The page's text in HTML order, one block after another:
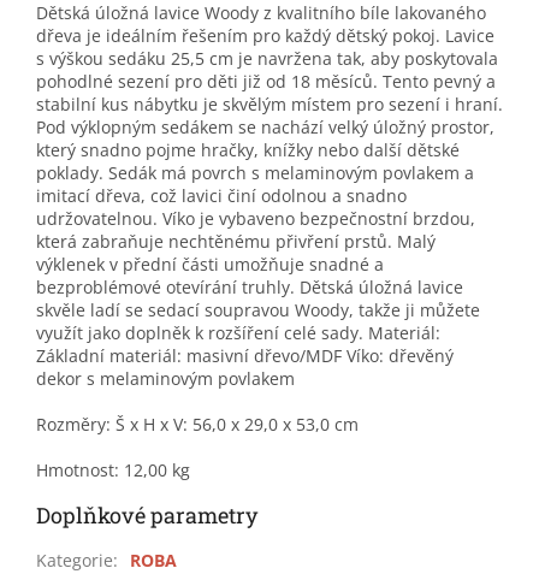
Dětská úložná lavice Woody z kvalitního bíle lakovaného
dřeva je ideálním řešením pro každý dětský pokoj. Lavice
s výškou sedáku 25,5 cm je navržena tak, aby poskytovala
pohodlné sezení pro děti již od 18 měsíců. Tento pevný a
stabilní kus nábytku je skvělým místem pro sezení i hraní.
Pod výklopným sedákem se nachází velký úložný prostor,
který snadno pojme hračky, knížky nebo další dětské
poklady. Sedák má povrch s melaminovým povlakem a
imitací dřeva, což lavici činí odolnou a snadno
udržovatelnou. Víko je vybaveno bezpečnostní brzdou,
která zabraňuje nechtěnému přivření prstů. Malý
výklenek v přední části umožňuje snadné a
bezproblémové otevírání truhly. Dětská úložná lavice
skvěle ladí se sedací soupravou Woody, takže ji můžete
využít jako doplněk k rozšíření celé sady. Materiál:
Základní materiál: masivní dřevo/MDF Víko: dřevěný
dekor s melaminovým povlakem
Rozměry: Š x H x V: 56,0 x 29,0 x 53,0 cm
Hmotnost: 12,00 kg
Doplňkové parametry
Kategorie:
ROBA